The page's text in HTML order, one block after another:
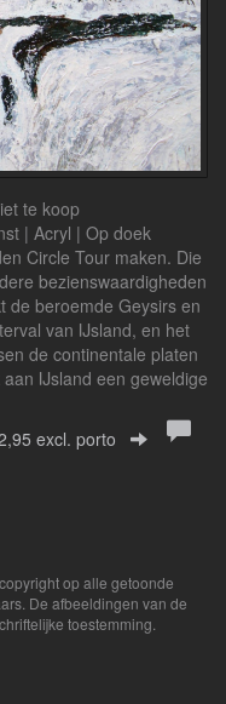
te koop
| Acryl | Op doek
Circle Tour maken. Die
bezienswaardigheden
de beroemde Geysirs en
van IJsland, en het
de continentale platen
IJsland een geweldige
excl. porto
copyright op alle getoonde
De afbeeldingen van de
toestemming.